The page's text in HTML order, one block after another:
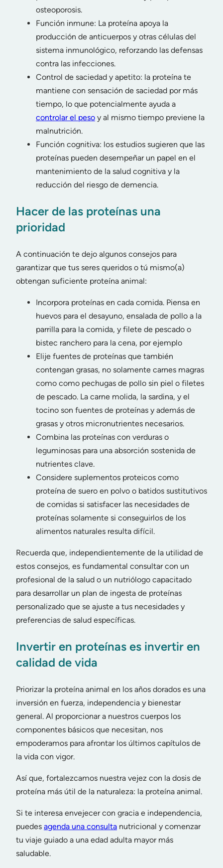
osteoporosis.
Función inmune: La proteína apoya la
producción de anticuerpos y otras células del
sistema inmunológico, reforzando las defensas
contra las infecciones.
Control de saciedad y apetito: la proteína te
mantiene con sensación de saciedad por más
tiempo, lo que potencialmente ayuda a
controlar el peso y al mismo tiempo previene la
malnutrición.
Función cognitiva: los estudios sugieren que las
proteínas pueden desempeñar un papel en el
mantenimiento de la salud cognitiva y la
reducción del riesgo de demencia.
Hacer de las proteínas una
prioridad
A continuación te dejo algunos consejos para
garantizar que tus seres queridos o tú mismo(a)
obtengan suficiente proteína animal:
Incorpora proteínas en cada comida. Piensa en
huevos para el desayuno, ensalada de pollo a la
parrilla para la comida, y filete de pescado o
bistec ranchero para la cena, por ejemplo
Elije fuentes de proteínas que también
contengan grasas, no solamente carnes magras
como como pechugas de pollo sin piel o filetes
de pescado. La carne molida, la sardina, y el
tocino son fuentes de proteínas y además de
grasas y otros micronutrientes necesarios.
Combina las proteínas con verduras o
leguminosas para una absorción sostenida de
nutrientes clave.
Considere suplementos proteicos como
proteína de suero en polvo o batidos sustitutivos
de comidas si satisfacer las necesidades de
proteínas solamente si conseguirlos de los
alimentos naturales resulta difícil.
Recuerda que, independientemente de la utilidad de
estos consejos, es fundamental consultar con un
profesional de la salud o un nutriólogo capacitado
para desarrollar un plan de ingesta de proteínas
personalizado que se ajuste a tus necesidades y
preferencias de salud específicas.
Invertir en proteínas es invertir en
calidad de vida
Priorizar la proteína animal en los años dorados es una
inversión en fuerza, independencia y bienestar
general. Al proporcionar a nuestros cuerpos los
componentes básicos que necesitan, nos
empoderamos para afrontar los últimos capítulos de
la vida con vigor.
Así que, fortalezcamos nuestra vejez con la dosis de
proteína más útil de la naturaleza: la proteína animal.
Si te interesa envejecer con gracia e independencia,
puedes agenda una consulta nutricional y comenzar
tu viaje guiado a una edad adulta mayor más
saludable.